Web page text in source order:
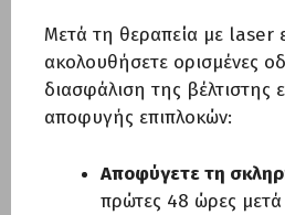
Μετά τη θεραπεία με laser
ακολουθήσετε ορισμένες
διασφάλιση της βέλτιστης
αποφυγής επιπλοκών:
Αποφύγετε τη
πρώτες 48 ώρες μετά